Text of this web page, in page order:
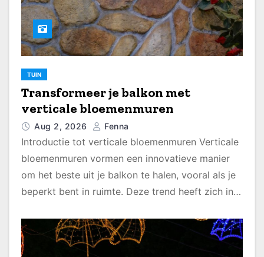
TUIN
Transformeer je balkon met
verticale bloemenmuren
Aug 2, 2026 Fenna
Introductie tot verticale bloemenmuren Verticale
bloemenmuren vormen een innovatieve manier
om het beste uit je balkon te halen, vooral als je
beperkt bent in ruimte. Deze trend heeft zich in…